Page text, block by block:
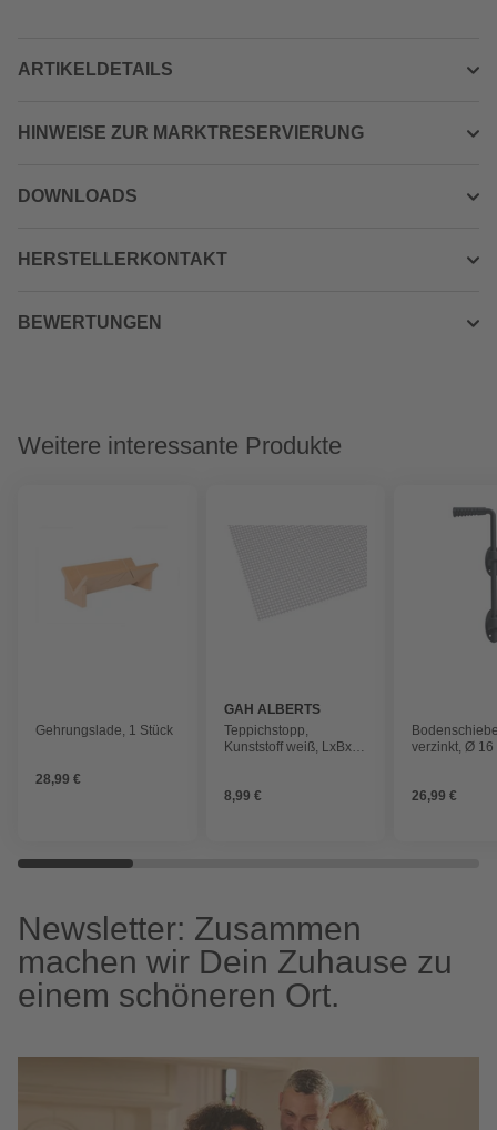
ARTIKELDETAILS
HINWEISE ZUR MARKTRESERVIERUNG
DOWNLOADS
HERSTELLERKONTAKT
BEWERTUNGEN
Weitere interessante Produkte
Gehrungslade, 1 Stück
28,99 €
GAH ALBERTS
Teppichstopp,
Kunststoff weiß, LxBxH:
8,99 €
verzinkt, Ø 16
26,99 €
Newsletter: Zusammen
machen wir Dein Zuhause zu
einem schöneren Ort.